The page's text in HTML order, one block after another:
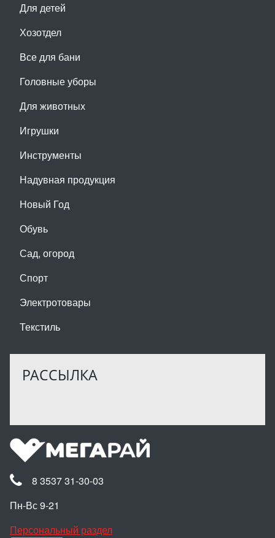
Для детей
Хозотдел
Все для бани
Головные уборы
Для животных
Игрушки
Инструменты
Надувная продукция
Новый Год
Обувь
Сад, огород
Спорт
Электротовары
Текстиль
РАССЫЛКА
8 3537 31-30-03
Пн-Вс 9-21
Персональный раздел